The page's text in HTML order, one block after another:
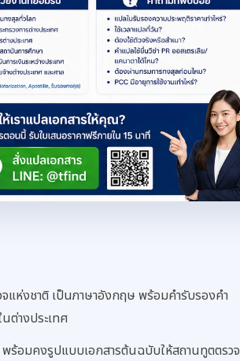
ห่งชาติ เป็นภาษาอังกฤษ พร้อมคำรับรองคำ
ต่างประเทศ
ร้อมคงรูปแบบเอกสารต้นฉบับให้สถานทูตตรวจ